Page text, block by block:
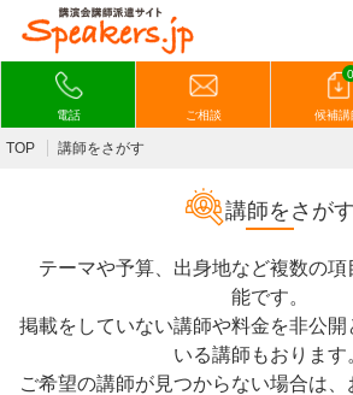
電話 ご相談
0
候補講
TOP 講師をさがす
講師をさがす
テーマや予算、出身地など複数の項
能です。
掲載をしていない講師や料金を非公開
いる講師もおります
ご希望の講師が見つからない場合は